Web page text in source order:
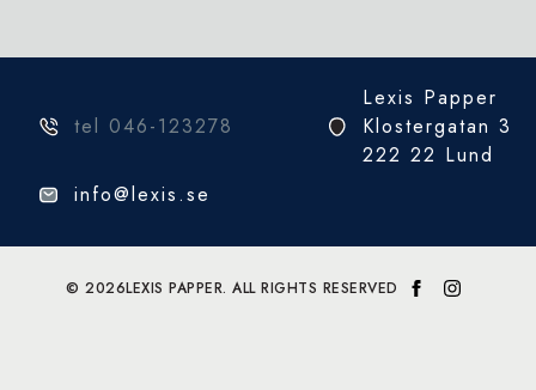
tel 046-123278
Lexis Papper
Klostergatan 3
222 22 Lund
info@lexis.se
© 2026LEXIS PAPPER. ALL RIGHTS RESERVED